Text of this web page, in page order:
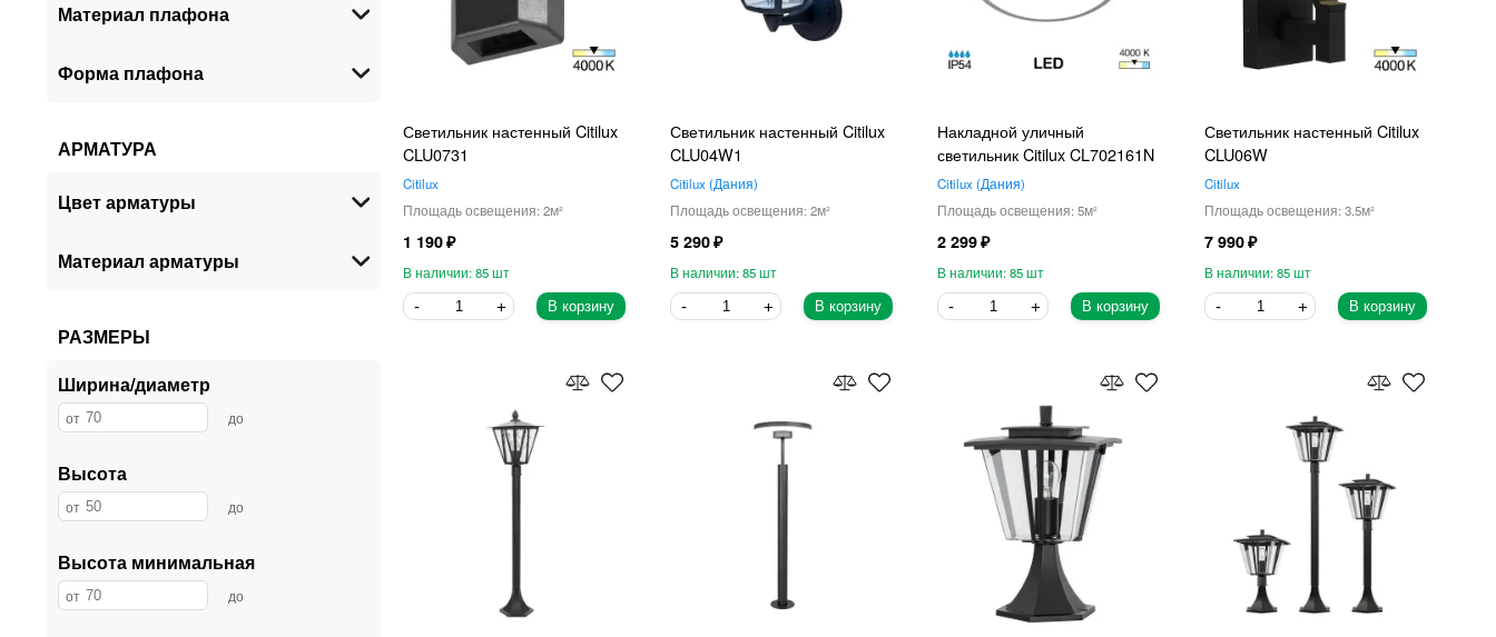
Escada 21
SAFFIT 19
WERTMARK
Lussole 3
Материал плафона
Форма плафона
АРМАТУРА
Цвет арматуры
Материал арматуры
РАЗМЕРЫ
Ширина/диаметр
Высота
Высота минимальная
Светильник настенный Citilux
CLU0731
Citilux
2
1 190
85
В корзину
Светильник настенный Citilux
CLU04W1
Citilux Дания
2
5 290
85
В корзину
Накладной уличный
светильник Citilux CL702161N
Citilux Дания
5
2 299
85
В корзину
Светильник настенный Citilux
CLU06W
Citilux
3.5
7 990
85
В корзину